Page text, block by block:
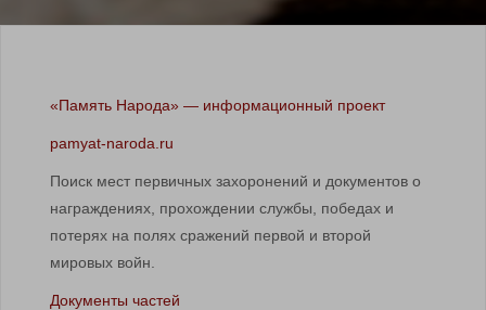
«Память Народа» — информационный проект
pamyat-naroda.ru
Поиск мест первичных захоронений и документов о
награждениях, прохождении службы, победах и
потерях на полях сражений первой и второй
мировых войн.
Документы частей